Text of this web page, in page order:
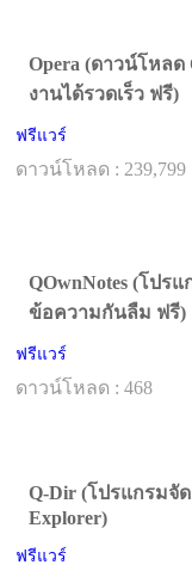
Opera (ดาวน์โหลด
งานได้รวดเร็ว ฟรี)
ฟรีแวร์
ดาวน์โหลด : 239,799
QOwnNotes (โปร
ข้อความกันลืม ฟรี)
ฟรีแวร์
ดาวน์โหลด : 468
Q-Dir (โปรแกรมจั
Explorer)
ฟรีแวร์